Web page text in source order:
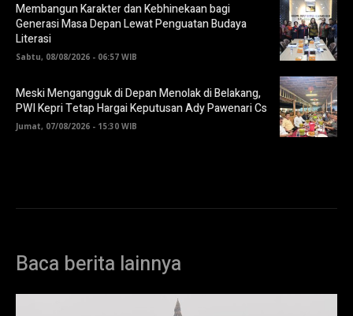
Membangun Karakter dan Kebhinekaan bagi
Generasi Masa Depan Lewat Penguatan Budaya
Literasi
Sabtu, 08/08/2026 - 06:57 WIB
Meski Mengangguk di Depan Menolak di Belakang,
PWI Kepri Tetap Hargai Keputusan Ady Pawenari Cs
Jumat, 07/08/2026 - 15:30 WIB
Baca berita lainnya